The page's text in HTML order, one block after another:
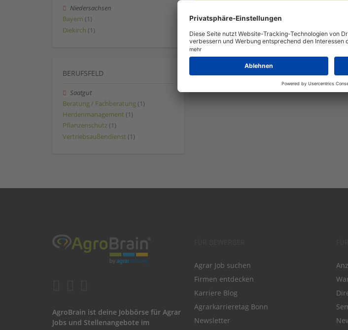
Niedersachsen
Bayern (1)
Diekirch (1)
BERUFSFELD
Saatgut
Beratung / Fachberatung (1)
Herdenmanagement (1)
Pflanzenschutz (1)
Vertriebsaußendienst (1)
AgroBrain ist deine Jobbörse für Agrar
Jobs und Stellenangebote im
Agrar Job suchen
Firmen entdecken
Karriere Blog
Agrarkarrieretag Bonn
Newsletter